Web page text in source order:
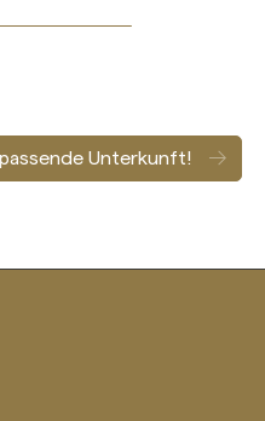
Unterkunft!